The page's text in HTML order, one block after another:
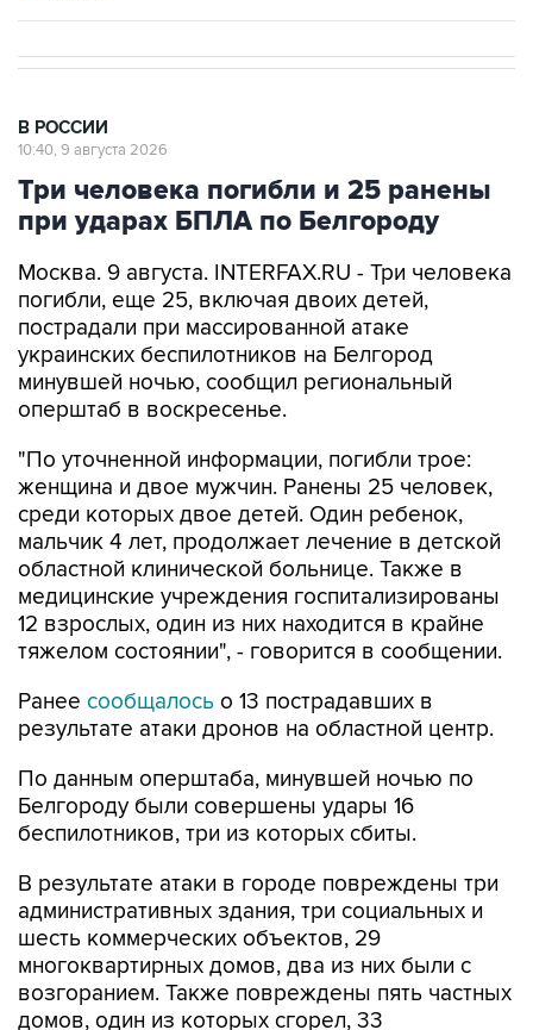
В РОССИИ
10:40, 9 августа 2026
Три человека погибли и 25 ранены
при ударах БПЛА по Белгороду
Москва. 9 августа. INTERFAX.RU - Три человека
погибли, еще 25, включая двоих детей,
пострадали при массированной атаке
украинских беспилотников на Белгород
минувшей ночью, сообщил региональный
оперштаб в воскресенье.
"По уточненной информации, погибли трое:
женщина и двое мужчин. Ранены 25 человек,
среди которых двое детей. Один ребенок,
мальчик 4 лет, продолжает лечение в детской
областной клинической больнице. Также в
медицинские учреждения госпитализированы
12 взрослых, один из них находится в крайне
тяжелом состоянии", - говорится в сообщении.
Ранее сообщалось о 13 пострадавших в
результате атаки дронов на областной центр.
По данным оперштаба, минувшей ночью по
Белгороду были совершены удары 16
беспилотников, три из которых сбиты.
В результате атаки в городе повреждены три
административных здания, три социальных и
шесть коммерческих объектов, 29
многоквартирных домов, два из них были с
возгоранием. Также повреждены пять частных
домов, один из которых сгорел, 33